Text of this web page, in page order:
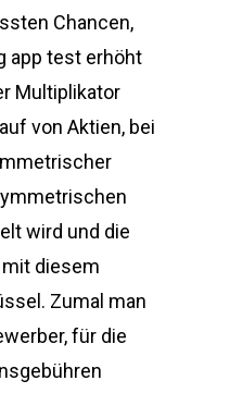
Chancen,
app test erhöht
Multiplikator
von Aktien, bei
wird und die
diesem
Zumal man
für die